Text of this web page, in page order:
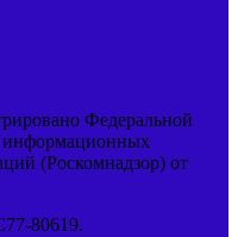
Федеральной
информационных
(Роскомнадзор) от
80619.